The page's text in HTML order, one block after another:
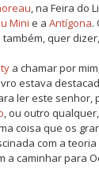
, na Feira do
Mini e a Antígona.
quer
a chamar por
estava
ler este senhor,
, ou outro
coisa que os
com a
caminhar para